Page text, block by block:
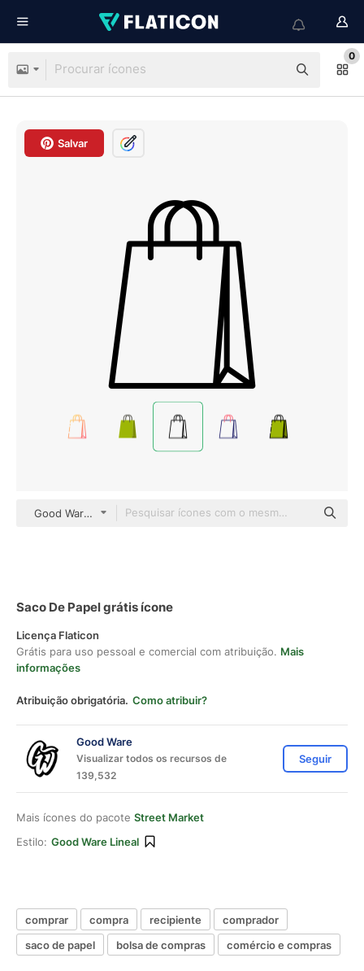
0
Salvar
Good Ware Lineal
Saco De Papel grátis ícone
Licença Flaticon
Grátis para uso pessoal e comercial com atribuição. Mais
informações
Atribuição obrigatória. Como atribuir?
Good Ware
Visualizar todos os recursos de
139,532
Seguir
Mais ícones do pacote Street Market
Estilo: Good Ware Lineal
comprar compra recipiente
comprador
saco de papel
bolsa de compras comércio e compras